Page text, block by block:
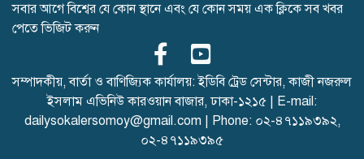
জুলাই শহীদদের স্মরণে পবিপ্রবিতে
ইসলামী ছাত্র আন্দোলন কুবি
শাখার সভাপতি ইফতি সাধারণ
সম্পাদক শাওন
সবার আগে বিশ্বের যে কোন স্থানে এবং যে কোন সময় এক ক্লিকে সব খবর
পেতে ভিজিট করুন
সম্পাদকীয়, বার্তা ও বাণিজ্যিক কার্যালয়: ইডিবি ট্রেড সেন্টার, কাজী নজরুল
ইসলাম এভিনিউ কারওয়ান বাজার, ঢাকা-১২১৫ | E-mail:
dailysokalersomoy@gmail.com | Phone: ০২-৪৭১১৯৩৯২,
০২-৪৭১১৯৩৯৫